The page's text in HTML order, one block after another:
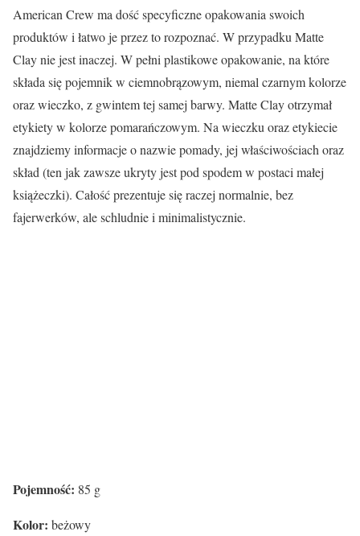
American Crew ma dość specyficzne opakowania swoich
produktów i łatwo je przez to rozpoznać. W przypadku Matte
Clay nie jest inaczej. W pełni plastikowe opakowanie, na które
składa się pojemnik w ciemnobrązowym, niemal czarnym kolorze
oraz wieczko, z gwintem tej samej barwy. Matte Clay otrzymał
etykiety w kolorze pomarańczowym. Na wieczku oraz etykiecie
znajdziemy informacje o nazwie pomady, jej właściwościach oraz
skład (ten jak zawsze ukryty jest pod spodem w postaci małej
książeczki). Całość prezentuje się raczej normalnie, bez
fajerwerków, ale schludnie i minimalistycznie.
Pojemność: 85 g
Kolor: beżowy